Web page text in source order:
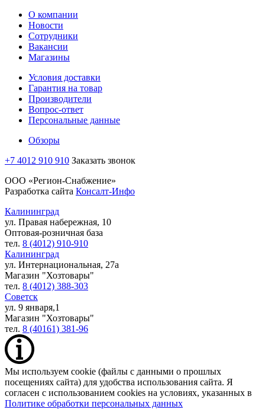
О компании
Новости
Сотрудники
Вакансии
Магазины
Условия доставки
Гарантия на товар
Производители
Вопрос-ответ
Персональные данные
Обзоры
+7 4012 910 910 Заказать звонок
ООО «Регион-Снабжение»
Разработка сайта Консалт-Инфо
Калининград
ул. Правая набережная, 10
Оптовая-розничная база
тел. 8 (4012) 910-910
Калининград
ул. Интернациональная, 27а
Магазин "Хозтовары"
тел. 8 (4012) 388-303
Советск
ул. 9 января,1
Магазин "Хозтовары"
тел. 8 (40161) 381-96
Мы используем cookie (файлы с данными о прошлых
посещениях сайта) для удобства использования сайта. Я
согласен с использованием cookies на условиях, указанных в
Политике обработки персональных данных